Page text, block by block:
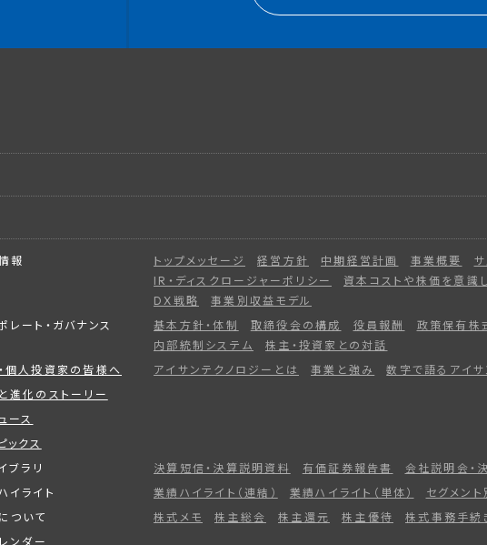
報 トップメッセージ 経営方針 中期経営計画 事業概要
IR・ディスクロージャーポリシー
資本コストや株価を意識
DX戦略
事業別収益モデル
レート・ガバナンス
基本方針・体制 取締役会の構成 役員報酬 政策保有株
内部統制システム
株主・投資家との対話
個人投資家の皆様へ
アイサンテクノロジーとは 事業と強み 数字で語るアイサ
進化のストーリー
ース
ックス
ブラリ
決算短信・決算説明資料 有価証券報告書 会社説明会・
イライト
業績ハイライト（連結） 業績ハイライト（単体）
セグメン
ついて
株式メモ 株主総会 株主還元 株主優待 株式事務手続
ンダー